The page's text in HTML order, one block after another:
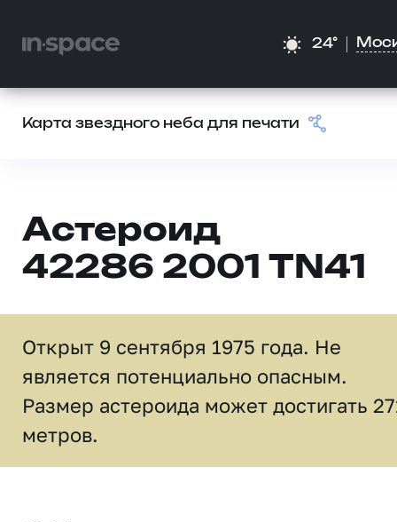
24°
Карта звездного неба для печати
Астероид
42286 2001 TN41
Открыт 9 сентября 1975 года. Не
является потенциально опасным.
Размер астероида может достигать
метров.